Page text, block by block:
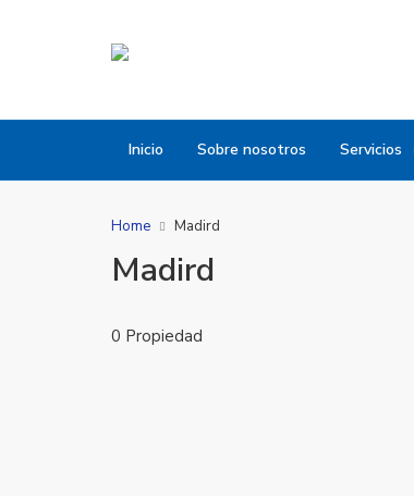
Inicio Sobre nosotros Servicios
Home Madird
Madird
0 Propiedad